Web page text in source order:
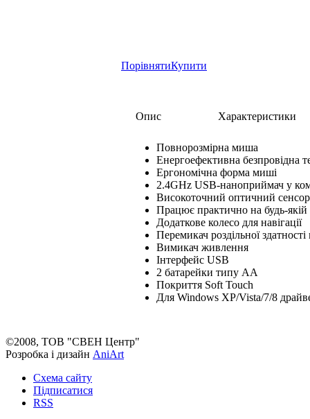
ПорівнятиКупити
Опис Характеристики
Повнорозмірна миша
Енергоефективна безпровідна
Ергономічна форма миші
2.4GHz USB-наноприймач у
Високоточний оптичний сенсор
Працює практично на будь-якій
Додаткове колесо для навігації
Перемикач роздільної
Вимикач живлення
Інтерфейс USB
2 батарейки типу AA
Покриття Soft Touch
Для Windows XP/Vista/7/8
©2008, ТОВ "СВЕН Центр"
Розробка і дизайн AniArt
Схема сайту
Підписатися
RSS